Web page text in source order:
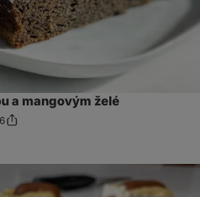
a mangovým želé
6Zdieľať